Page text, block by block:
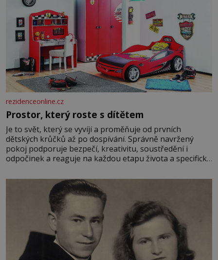
rezidenceonline.cz
Prostor, který roste s dítětem
Je to svět, který se vyvíjí a proměňuje od prvních
dětských krůčků až po dospívání. Správně navržený
pokoj podporuje bezpečí, kreativitu, soustředění i
odpočinek a reaguje na každou etapu života a specifické
měkkost a bezpečí, proto by pokoj miminka měl působit
především klidně a útulně. Předškolní věk je